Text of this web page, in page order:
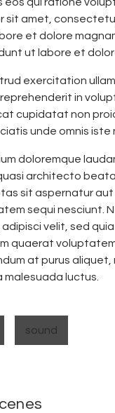
sit amet,
et dolore
ut labore et
exercitation
in
cupidatat non
unde omnis iste
doloremque
architecto
sit aspernatur
sequi nesciunt.
velit, sed
quaerat
at purus
malesuada luctus.
sound